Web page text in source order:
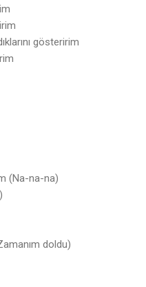
gösteririm
(Na-na-na)
doldu)